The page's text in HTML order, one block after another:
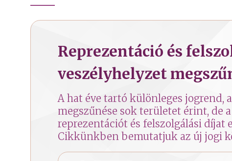
Reprezentáció és
veszélyhelyzet
A hat éve tartó különleges jogrend,
megszűnése sok területet érint, de
reprezentációt és felszolgálási díjat
Cikkünkben bemutatjuk az új jogi